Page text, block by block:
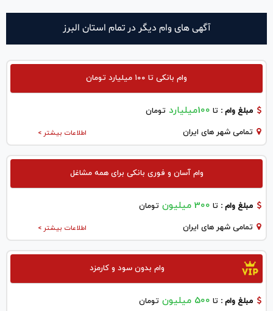
آگهی های وام دیگر در تمام استان البرز
وام بانکی تا ۱۰۰ میلیارد تومان
مبلغ وام : تا 100میلیارد تومان
اطلاعات بیشتر > تمامی شهر های ایران
وام آسان و فوری بانکی برای همه مشاغل
مبلغ وام : تا 300 میلیون تومان
اطلاعات بیشتر > تمامی شهر های ایران
وام بدون سود و کارمزد
مبلغ وام : تا 500 میلیون تومان